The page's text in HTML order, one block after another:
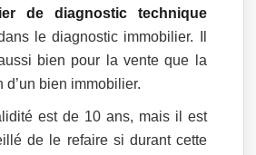
de diagnostic technique
le diagnostic immobilier. Il
bien pour la vente que la
d’un bien immobilier.
est de 10 ans, mais il est
de le refaire si durant cette